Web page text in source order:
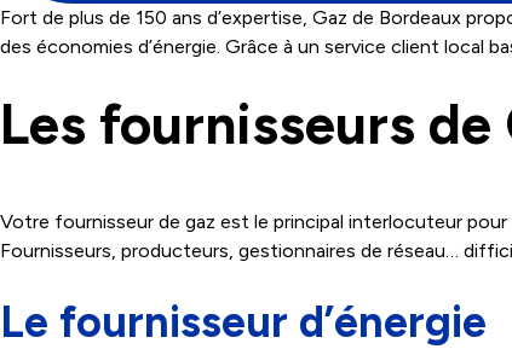
Fort de plus de 150 ans d’expertise, Gaz de Bordeaux
des économies d’énergie. Grâce à un service client local
Les fournisseurs de
Votre fournisseur de gaz est le principal interlocuteur
Fournisseurs, producteurs, gestionnaires de réseau…
Le fournisseur d’énergie